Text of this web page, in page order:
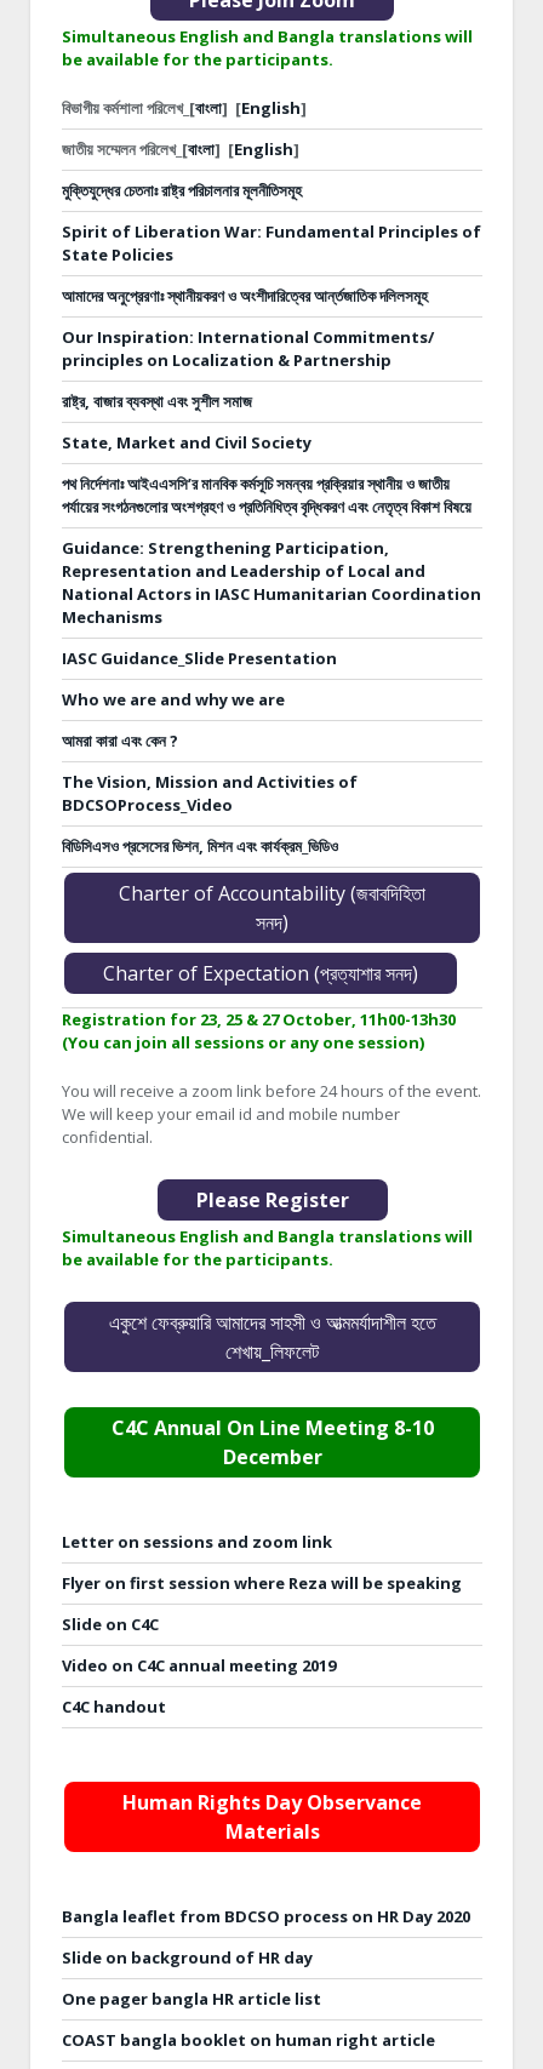
Simultaneous English and Bangla translations will
be available for the participants.
বিভাগীয় কর্মশালা পরিলেখ_[বাংলা] [English]
জাতীয় সম্মেলন পরিলেখ_[বাংলা] [English]
মুক্তিযুদ্ধের চেতনাঃ রাষ্ট্র পরিচালনার মূলনীতিসমূহ
Spirit of Liberation War: Fundamental Principles of
State Policies
আমাদের অনুপ্রেরণাঃ স্থানীয়করণ ও অংশীদারিত্বের আর্ন্তজাতিক দলিলসমূহ
Our Inspiration: International Commitments/
principles on Localization & Partnership
রাষ্ট্র, বাজার ব্যবস্থা এবং সুশীল সমাজ
State, Market and Civil Society
পথ নির্দেশনাঃআইএএসসি’র মানবিক কর্মসূচি সমন্বয় প্রক্রিয়ার স্থানীয় ও জাতীয়
পর্যায়ের সংগঠনগুলোর অংশগ্রহণ ও প্রতিনিধিত্ব বৃদ্ধিকরণ এবং নেতৃত্ব বিকাশ বিষয়ে
Guidance: Strengthening Participation,
Representation and Leadership of Local and
National Actors in IASC Humanitarian Coordination
Mechanisms
IASC Guidance_Slide Presentation
Who we are and why we are
আমরা কারা এবং কেন ?
The Vision, Mission and Activities of
BDCSOProcess_Video
বিডিসিএসও প্রসেসের ভিশন, মিশন এবং কার্যক্রম_ভিডিও
Charter of Accountability (জবাবদিহিতা
সনদ)
Charter of Expectation (প্রত্যাশার সনদ)
Registration for 23, 25 & 27 October, 11h00-13h30
(You can join all sessions or any one session)
You will receive a zoom link before 24 hours of the event.
We will keep your email id and mobile number
confidential.
Please Register
Simultaneous English and Bangla translations will
be available for the participants.
একুশে ফেব্রুয়ারি আমাদের সাহসী ও আত্মমর্যাদাশীল হতে
শেখায়_লিফলেট
C4C Annual On Line Meeting 8-10
December
Letter on sessions and zoom link
Flyer on first session where Reza will be speaking
Slide on C4C
Video on C4C annual meeting 2019
C4C handout
Human Rights Day Observance
Materials
Bangla leaflet from BDCSO process on HR Day 2020
Slide on background of HR day
One pager bangla HR article list
COAST bangla booklet on human right article